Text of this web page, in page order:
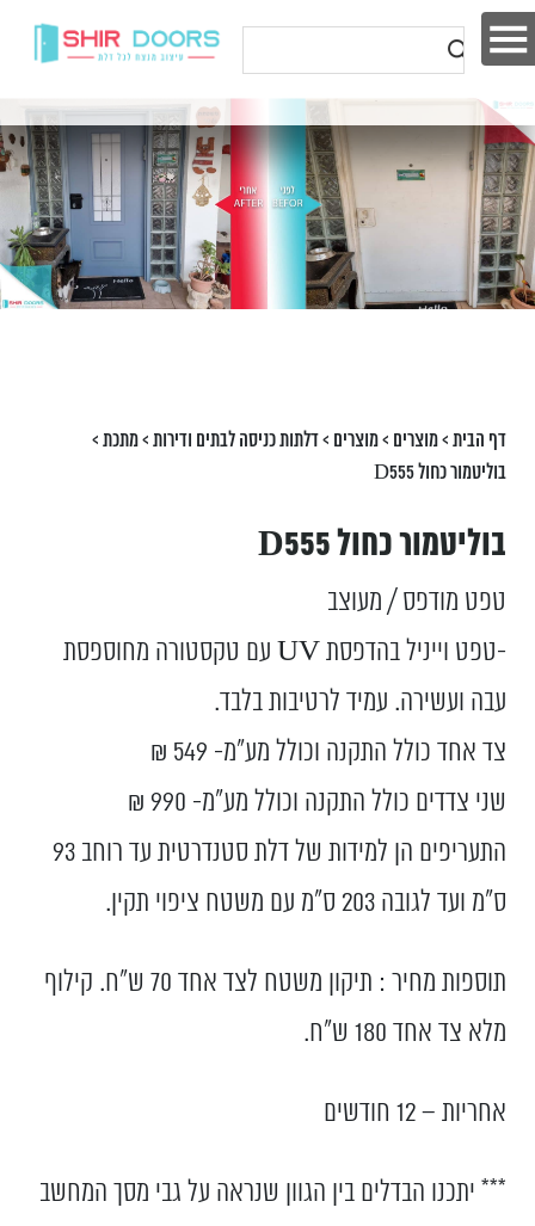
דף הבית>מוצרים >מוצרים >דלתות כניסה לבתים ודירות>מתכת>
בוליטמור כחול D555
בוליטמור כחול D555
טפט מודפס / מעוצב
-טפט וייניל בהדפסת UV עם טקסטורה מחוספסת
עבה ועשירה. עמיד לרטיבות בלבד.
צד אחד כולל התקנה וכולל מע”מ- 549 ₪
שני צדדים כולל התקנה וכולל מע”מ- 990 ₪
התעריפים הן למידות של דלת סטנדרטית עד רוחב 93
ס”מ ועד לגובה 203 ס”מ עם משטח ציפוי תקין.
תוספות מחיר : תיקון משטח לצד אחד 70 ש"ח. קילוף
מלא צד אחד 180 ש"ח.
אחריות – 12 חודשים
*** יתכנו הבדלים בין הגוון שנראה על גבי מסך המחשב